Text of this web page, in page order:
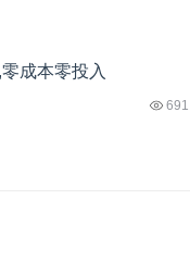
成本零投入
691